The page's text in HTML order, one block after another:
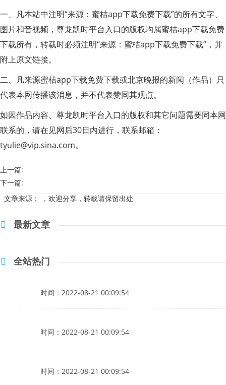
一、凡本站中注明“来源：蜜桔app下载免费下载”的所有文字、
图片和音视频，尊龙凯时平台入口的版权均属蜜桔app下载免费
下载所有，转载时必须注明“来源：蜜桔app下载免费下载”，并
附上原文链接。
二、凡来源蜜桔app下载免费下载或北京晚报的新闻（作品）只
代表本网传播该消息，并不代表赞同其观点。
如因作品内容、尊龙凯时平台入口的版权和其它问题需要同本网
联系的，请在见网后30日内进行，联系邮箱：
tyulie@vip.sina.com。
上一篇:
下一篇:
文章来源：
，欢迎分享，转载请保留出处
最新文章
全站热门
时间：2022-08-21 00:09:54
时间：2022-08-21 00:09:54
时间：2022-08-21 00:09:54